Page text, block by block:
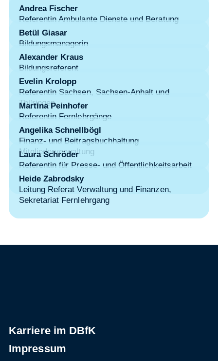
Andrea Fischer
Referentin Ambulante Dienste und Beratung
Betül Giasar
Bildungsmanagerin
Alexander Kraus
Bildungsreferent
Evelin Krolopp
Referentin Sachsen, Sachsen-Anhalt und
Thüringen
Martina Peinhofer
Referentin Fernlehrgänge
Angelika Schnellbögl
Finanz- und Beitragsbuchhaltung
Mitgliederverwaltung
Laura Schröder
Referentin für Presse- und Öffentlichkeitsarbeit
Heide Zabrodsky
Leitung Referat Verwaltung und Finanzen,
Sekretariat Fernlehrgang
Karriere im DBfK
Impressum